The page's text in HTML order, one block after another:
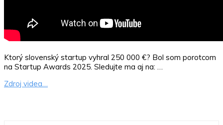
Ktorý slovenský startup vyhral 250 000 €? Bol som porotcom
na Startup Awards 2025. Sledujte ma aj na: …
Zdroj videa…